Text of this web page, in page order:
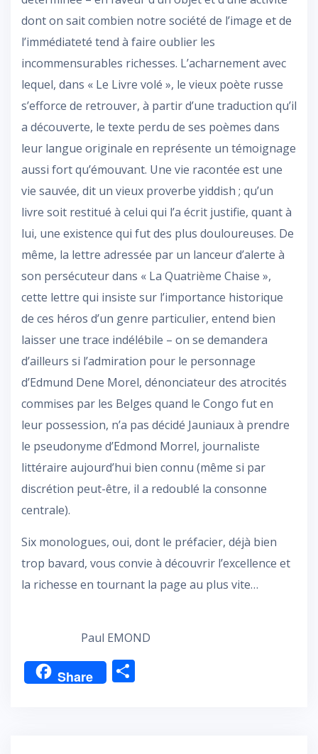
dont on sait combien notre société de l’image et de
l’immédiateté tend à faire oublier les
incommensurables richesses. L’acharnement avec
lequel, dans « Le Livre volé », le vieux poète russe
s’efforce de retrouver, à partir d’une traduction qu’il
a découverte, le texte perdu de ses poèmes dans
leur langue originale en représente un témoignage
aussi fort qu’émouvant. Une vie racontée est une
vie sauvée, dit un vieux proverbe yiddish ; qu’un
livre soit restitué à celui qui l’a écrit justifie, quant à
lui, une existence qui fut des plus douloureuses. De
même, la lettre adressée par un lanceur d’alerte à
son persécuteur dans « La Quatrième Chaise »,
cette lettre qui insiste sur l’importance historique
de ces héros d’un genre particulier, entend bien
laisser une trace indélébile – on se demandera
d’ailleurs si l’admiration pour le personnage
d’Edmund Dene Morel, dénonciateur des atrocités
commises par les Belges quand le Congo fut en
leur possession, n’a pas décidé Jauniaux à prendre
le pseudonyme d’Edmond Morrel, journaliste
littéraire aujourd’hui bien connu (même si par
discrétion peut-être, il a redoublé la consonne
centrale).
Six monologues, oui, dont le préfacier, déjà bien
trop bavard, vous convie à découvrir l’excellence et
la richesse en tournant la page au plus vite…
Paul EMOND
Share